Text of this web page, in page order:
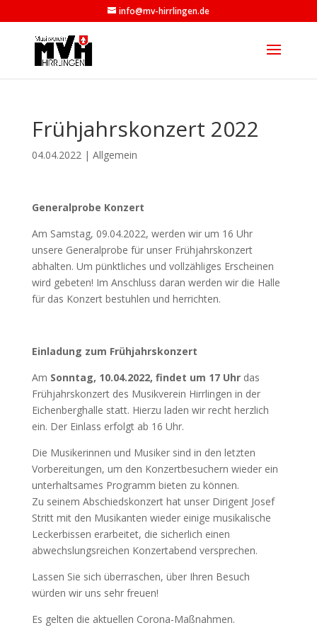
info@mv-hirrlingen.de
Frühjahrskonzert 2022
04.04.2022| Allgemein
Generalprobe Konzert
Am Samstag, 09.04.2022, werden wir um 16 Uhr
unsere Generalprobe für unser Frühjahrskonzert
abhalten. Um pünktliches und vollzähliges Erscheinen
wird gebeten! Im Anschluss daran werden wir die Halle
für das Konzert bestuhlen und herrichten.
Einladung zum Frühjahrskonzert
Am Sonntag, 10.04.2022, findet um 17 Uhrdas
Frühjahrskonzert des Musikverein Hirrlingen in der
Eichenberghalle statt. Hierzu laden wir recht herzlich
ein. Der Einlass erfolgt ab 16 Uhr.
Die Musikerinnen und Musiker sind in den letzten
Vorbereitungen, um den Konzertbesuchern wieder ein
unterhaltsames Programm bieten zu können.
Zu seinem Abschiedskonzert hat unser Dirigent Josef
Stritt mit den Musikanten wieder einige musikalische
Leckerbissen erarbeitet, die sicherlich einen
abwechslungsreichen Konzertabend versprechen.
Lassen Sie sich überraschen, über Ihren Besuch
würden wir uns sehr freuen!
Es gelten die aktuellen Corona-Maßnahmen.